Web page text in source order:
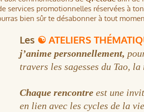
services promotionnelles réservées à ton
bien sûr te désabonner à tout
Les ☯ ATELIERS
j’anime personnellement,
travers les sagesses du Tao,
Chaque rencontreest une
en lien avec les cycles de la